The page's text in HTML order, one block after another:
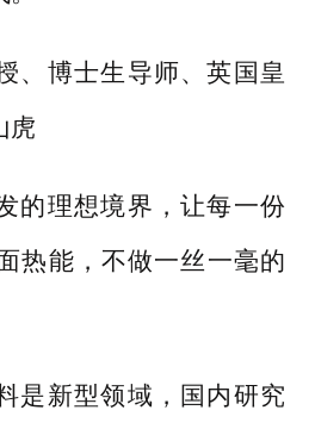
、博士生导师、英国皇
虎
的理想境界，让每一份
热能，不做一丝一毫的
是新型领域，国内研究